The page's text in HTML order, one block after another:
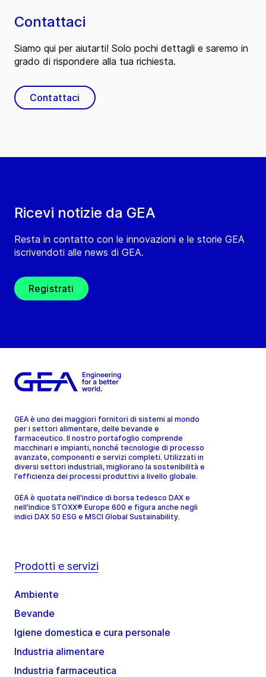
Ricevi notizie da GEA
Resta in contatto con le innovazioni e le storie GEA
iscrivendoti alle news di GEA.
Registrati
Contattaci
Siamo qui per aiutarti! Solo pochi dettagli e saremo in
grado di rispondere alla tua richiesta.
Contattaci
GEA è uno dei maggiori fornitori di sistemi al mondo
per i settori alimentare, delle bevande e
farmaceutico. Il nostro portafoglio comprende
macchinari e impianti, nonché tecnologie di processo
avanzate, componenti e servizi completi. Utilizzati in
diversi settori industriali, migliorano la sostenibilità e
l'efficienza dei processi produttivi a livello globale.
GEA è quotata nell'indice di borsa tedesco DAX e
nell'indice STOXX® Europe 600 e figura anche negli
indici DAX 50 ESG e MSCI Global Sustainability.
Prodotti e servizi
Ambiente
Bevande
Igiene domestica e cura personale
Industria alimentare
Industria farmaceutica